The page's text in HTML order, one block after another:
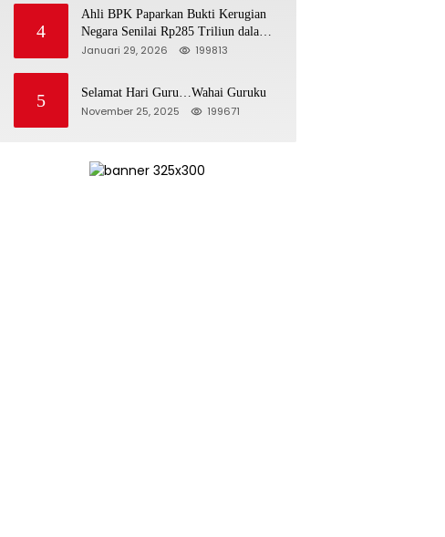
4
Ahli BPK Paparkan Bukti Kerugian
Negara Senilai Rp285 Triliun dalam
Persidangan Korupsi PT Pertamina
Januari 29, 2026 199813
5 Selamat Hari Guru…Wahai Guruku
November 25, 2025 199671